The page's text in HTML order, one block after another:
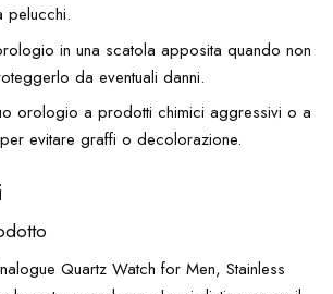
pelucchi.
in una scatola apposita quando non
da eventuali danni.
orologio a prodotti chimici aggressivi o a
evitare graffi o decolorazione.
Quartz Watch for Men, Stainless